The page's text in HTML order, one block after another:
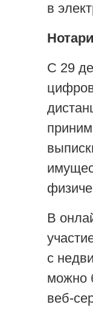
в
С 29
В
с
можно
веб-